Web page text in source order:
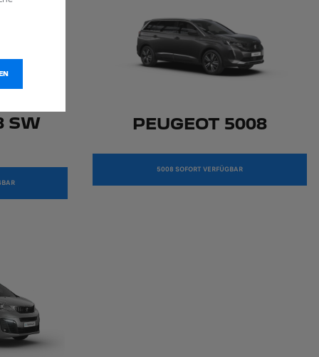
SW PEUGEOT 5008
5008 SOFORT VERFÜGBAR